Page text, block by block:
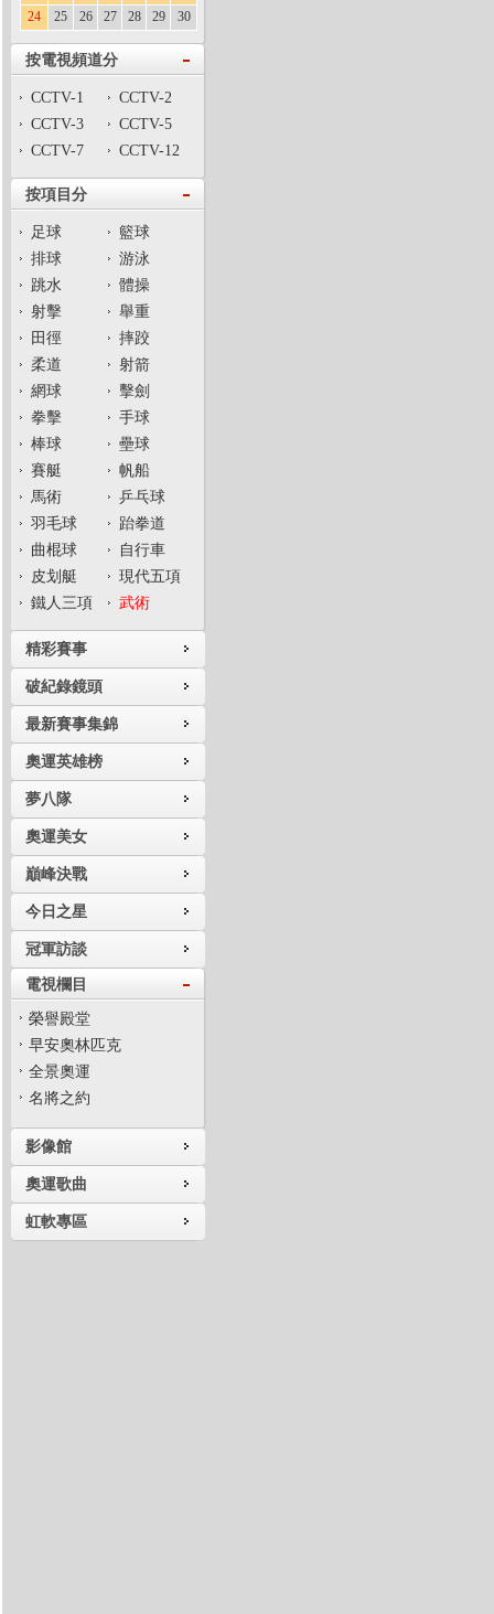
24
25 26 27 28 29 30
按電視頻道分
CCTV-1
CCTV-2
CCTV-3
CCTV-5
CCTV-7
CCTV-12
按項目分
足球
籃球
排球
游泳
跳水
體操
射擊
舉重
田徑
摔跤
柔道
射箭
網球
擊劍
拳擊
手球
棒球
壘球
賽艇
帆船
馬術
乒乓球
羽毛球
跆拳道
曲棍球
自行車
皮划艇
現代五項
鐵人三項
武術
精彩賽事
破紀錄鏡頭
最新賽事集錦
奧運英雄榜
夢八隊
奧運美女
巔峰決戰
今日之星
冠軍訪談
電視欄目
榮譽殿堂
早安奧林匹克
全景奧運
名將之約
影像館
奧運歌曲
虹軟專區